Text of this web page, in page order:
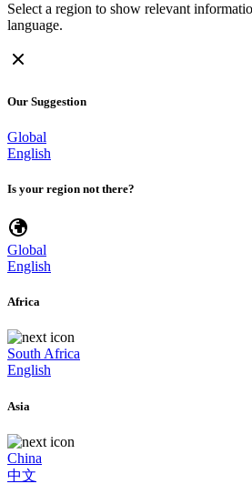
Select a region to show relevant
language.
Our Suggestion
Global
English
Is your region not there?
Global
English
Africa
South Africa
English
Asia
China
中文